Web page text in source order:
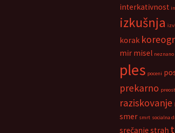
interkativnost
izkušnja
korak
mir misel neznano
ples poceni
prekarno
raziskovanje
smer smrt socialna
srečanje strah